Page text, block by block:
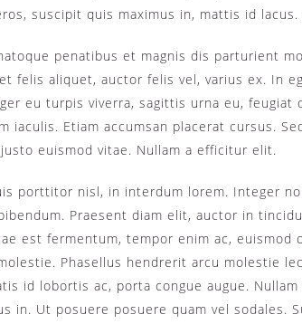
suscipit quis maximus in, mattis id
penatibus et magnis dis parturient
felis aliquet, auctor felis vel, varius ex. In
eu turpis viverra, sagittis urna eu, feugiat
iaculis. Etiam accumsan placerat cursus.
euismod vitae. Nullam a efficitur elit.
porttitor nisl, in interdum lorem. Integer
Praesent diam elit, auctor in
est fermentum, tempor enim ac, euismod
Phasellus hendrerit arcu molestie
id lobortis ac, porta congue augue.
in. Ut posuere posuere quam vel sodales.